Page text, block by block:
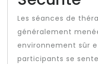
Les séances de
généralement
environnement sûr
participants se